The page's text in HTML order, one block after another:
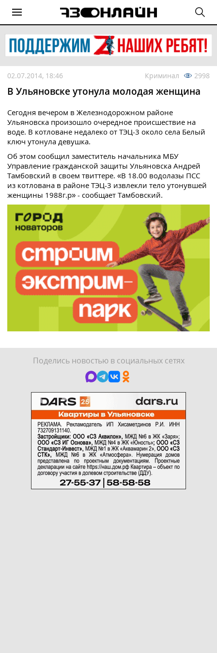
02.07.2014, 18:46 Криминал 2998
В Ульяновске утонула молодая женщина
Сегодня вечером в Железнодорожном районе
Ульяновска произошло очередное происшествие на
воде. В котловане недалеко от ТЭЦ-3 около села Белый
ключ утонула девушка.
Об этом сообщил заместитель начальника МБУ
Управление гражданской защиты Ульяновска Андрей
Тамбовский в своем твиттере. «В 18.00 водолазы ПСС
из котлована в районе ТЭЦ-3 извлекли тело утонувшей
женщины 1988г.р» - сообщает Тамбовский.
Поделись новостью в социальных сетях